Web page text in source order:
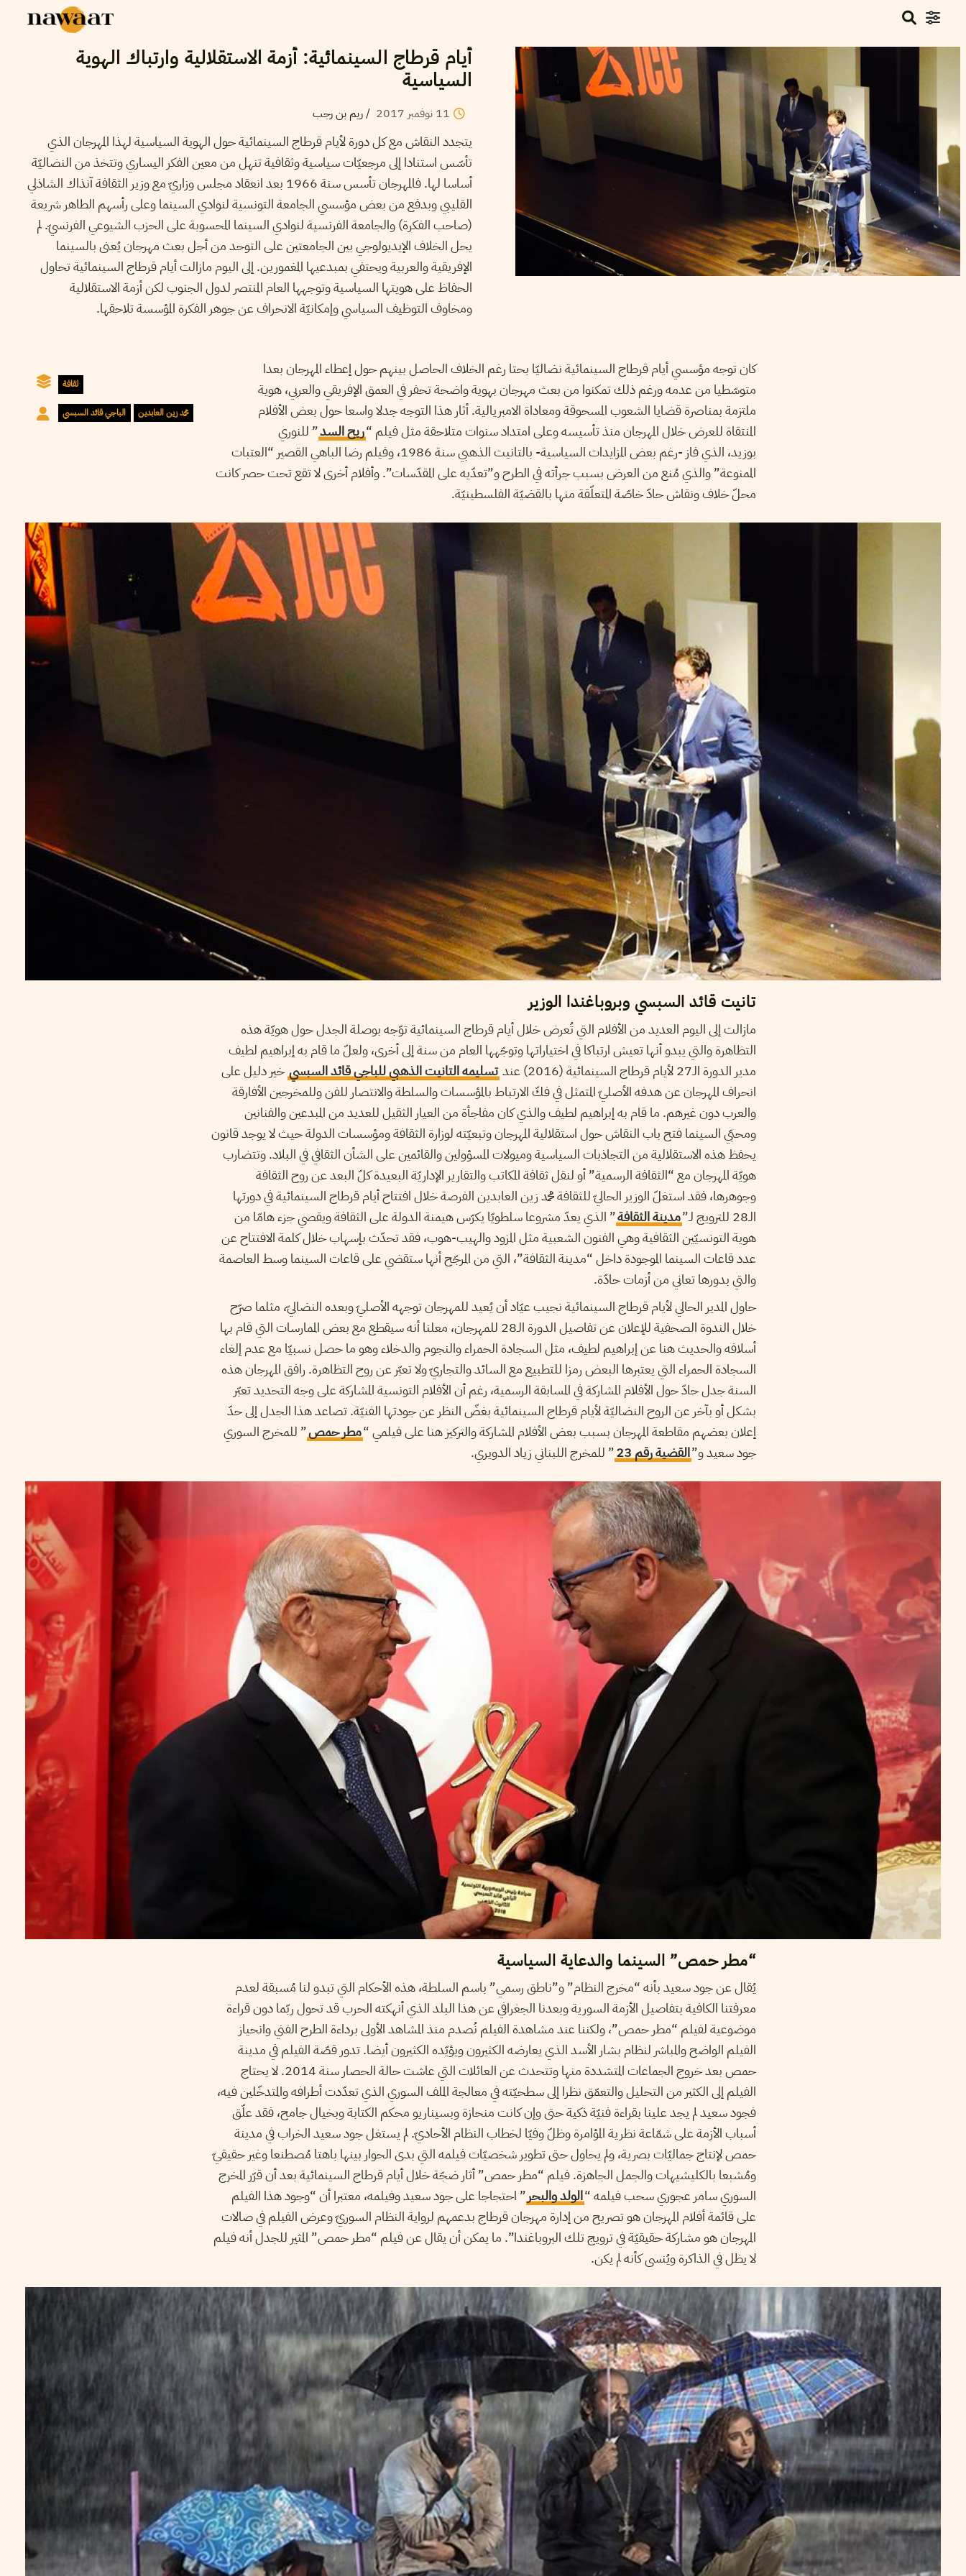
أيام قرطاج السينمائية: أزمة الاستقلالية وارتباك الهوية
السياسية
11 نوفمبر 2017
/ريم بن رجب
يتجدد النقاش مع كل دورة لأيام قرطاج السينمائية حول الهوية السياسية لهذا المهرجان الذي
تأسّس استنادا إلى مرجعيّات سياسية وثقافية تنهل من معين الفكر اليساري وتتخذ من النضاليّة
أساسا لها. فالمهرجان تأسس سنة 1966 بعد انعقاد مجلس وزاريّ مع وزير الثقافة آنذاك الشاذلي
القليبي وبدفع من بعض مؤسسي الجامعة التونسية لنوادي السينما وعلى رأسهم الطاهر شريعة
(صاحب الفكرة) والجامعة الفرنسية لنوادي السينما المحسوبة على الحزب الشيوعي الفرنسيّ. لم
يحل الخلاف الإيديولوجي بين الجامعتين على التوحد من أجل بعث مهرجان يُعنى بالسينما
الإفريقية والعربية ويحتفي بمبدعيها المغمورين. إلى اليوم مازالت أيام قرطاج السينمائية تحاول
الحفاظ على هويتها السياسية وتوجهها العام المنتصر لدول الجنوب لكن أزمة الاستقلالية
ومخاوف التوظيف السياسي وإمكانيّة الانحراف عن جوهر الفكرة المؤسسة تلاحقها.
ثقافة
الباجي قائد السبسي محمد زين العابدين
كان توجه مؤسسي أيام قرطاج السينمائية نضاليّا بحتا رغم الخلاف الحاصل بينهم حول إعطاء المهرجان بعدا
متوسّطيا من عدمه ورغم ذلك تمكنوا من بعث مهرجان بهوية واضحة تحفر في العمق الإفريقي والعربي، هوية
ملتزمة بمناصرة قضايا الشعوب المسحوقة ومعاداة الامبريالية. أثار هذا التوجه جدلا واسعا حول بعض الأفلام
المنتقاة للعرض خلال المهرجان منذ تأسيسه وعلى امتداد سنوات متلاحقة مثل فيلم “ريح السد” للنوري
بوزيد، الذي فاز -رغم بعض المزايدات السياسية- بالتانيت الذهبي سنة 1986، وفيلم رضا الباهي القصير “العتبات
الممنوعة” والذي مُنع من العرض بسبب جرأته في الطرح و”تعدّيه على المقدّسات”. وأفلام أخرى لا تقع تحت حصر كانت
محلّ خلاف ونقاش حادّ خاصّة المتعلّقة منها بالقضيّة الفلسطينيّة.
تانيت قائد السبسي وبروباغندا الوزير
مازالت إلى اليوم العديد من الأفلام التي تُعرض خلال أيام قرطاج السينمائية توّجه بوصلة الجدل حول هويّة هذه
التظاهرة والتي يبدو أنها تعيش ارتباكا في اختياراتها وتوجّهها العام من سنة إلى أخرى، ولعلّ ما قام به إبراهيم لطيف
مدير الدورة الـ27 لأيام قرطاج السينمائية (2016) عند
تسليمه التانيت الذهبي للباجي قائد السبسي خير دليل على
انحراف المهرجان عن هدفه الأصليّ المتمثل في فكّ الارتباط بالمؤسسات والسلطة والانتصار للفن وللمخرجين الأفارقة
والعرب دون غيرهم. ما قام به إبراهيم لطيف والذي كان مفاجأة من العيار الثقيل للعديد من المبدعين والفنانين
ومحبّي السينما فتح باب النقاش حول استقلالية المهرجان وتبعيّته لوزارة الثقافة ومؤسسات الدولة حيث لا يوجد قانون
يحفظ هذه الاستقلالية من التجاذبات السياسية وميولات المسؤولين والقائمين على الشأن الثقافي في البلاد. وتتضارب
هويّة المهرجان مع “الثقافة الرسمية” أو لنقل ثقافة المكاتب والتقارير الإداريّة البعيدة كلّ البعد عن روح الثقافة
وجوهرها، فقد استغلّ الوزير الحاليّ للثقافة محمد زين العابدين الفرصة خلال افتتاح أيام قرطاج السينمائية في دورتها
الـ28 للترويج لـ”
مدينة الثقافة” الذي يعدّ مشروعا سلطويّا يكرّس هيمنة الدولة على الثقافة ويقصي جزء هامّا من
هوية التونسيّين الثقافية وهي الفنون الشعبية مثل المزود والهيب-هوب، فقد تحدّث بإسهاب خلال كلمة الافتتاح عن
عدد قاعات السينما الموجودة داخل “مدينة الثقافة”، التي من المرجّح أنها ستقضي على قاعات السينما وسط العاصمة
والتي بدورها تعاني من أزمات حادّة.
حاول المدير الحالي لأيام قرطاج السينمائية نجيب عيّاد أن يُعيد للمهرجان توجهه الأصليّ وبعده النضاليّ، مثلما صرّح
خلال الندوة الصحفية للإعلان عن تفاصيل الدورة الـ28 للمهرجان، معلنا أنه سيقطع مع بعض الممارسات التي قام بها
أسلافه والحديث هنا عن إبراهيم لطيف، مثل السجادة الحمراء والنجوم والدخلاء وهو ما حصل نسبيّا مع عدم إلغاء
السجادة الحمراء التي يعتبرها البعض رمزا للتطبيع مع السائد والتجاريّ ولا تعبّر عن روح التظاهرة. رافق المهرجان هذه
السنة جدل حادّ حول الأفلام المشاركة في المسابقة الرسمية، رغم أن الأفلام التونسية المشاركة على وجه التحديد تعبّر
بشكل أو بآخر عن الروح النضاليّة لأيام قرطاج السينمائية بغضّ النظر عن جودتها الفنيّة. تصاعد هذا الجدل إلى حدّ
إعلان بعضهم مقاطعة المهرجان بسبب بعض الأفلام المشاركة والتركيز هنا على فيلمي “مطر حمص” للمخرج السوري
جود سعيد و”القضية رقم 23 ” للمخرج اللبناني زياد الدويري.
“مطر حمص” السينما والدعاية السياسية
يُقال عن جود سعيد بأنه “مخرج النظام” و”ناطق رسمي” باسم السلطة، هذه الأحكام التي تبدو لنا مُسبقة لعدم
معرفتنا الكافية بتفاصيل الأزمة السورية وبعدنا الجغرافي عن هذا البلد الذي أنهكته الحرب قد تحول ربّما دون قراءة
موضوعية لفيلم “مطر حمص”، ولكننا عند مشاهدة الفيلم نُصدم منذ المشاهد الأولى برداءة الطرح الفني وانحياز
الفيلم الواضح والمباشر لنظام بشار الأسد الذي يعارضه الكثيرون ويؤيّده الكثيرون أيضا. تدور قصّة الفيلم في مدينة
حمص بعد خروج الجماعات المتشددة منها وتتحدث عن العائلات التي عاشت حالة الحصار سنة 2014. لا يحتاج
الفيلم إلى الكثير من التحليل والتعمّق نظرا إلى سطحيّته في معالجة الملف السوري الذي تعدّدت أطرافه والمتدخّلين فيه،
فجود سعيد لم يجد علينا بقراءة فنيّة ذكية حتى وإن كانت منحازة وبسيناريو محكم الكتابة وبخيال جامح، فقد علّق
أسباب الأزمة على شمّاعة نظرية المؤامرة وظلّ وفيّا لخطاب النظام الأحاديّ. لم يستغل جود سعيد الخراب في مدينة
حمص لإنتاج جماليّات بصرية، ولم يحاول حتى تطوير شخصيّات فيلمه التي بدى الحوار بينها باهتا مُصطنعا وغير حقيقيّ
ومُشبعا بالكليشيهات والجمل الجاهزة. فيلم “مطر حمص” أثار ضجّة خلال أيام قرطاج السينمائية بعد أن قرّر المخرج
السوري سامر عجوري سحب فيلمه “الولد والبحر” احتجاجا على جود سعيد وفيلمه، معتبرا أن “وجود هذا الفيلم
على قائمة أفلام المهرجان هو تصريح من إدارة مهرجان قرطاج بدعمهم لرواية النظام السوريّ وعرض الفيلم في صالات
المهرجان هو مشاركة حقيقيّة في ترويج تلك البروباغندا”. ما يمكن أن يقال عن فيلم “مطر حمص” المثير للجدل أنه فيلم
لا يظل في الذاكرة ويُنسى كأنه لم يكن.